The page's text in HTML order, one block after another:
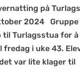
på
2024 Gruppe
til Turlagsstua for
i uke 43.
var lite klager til